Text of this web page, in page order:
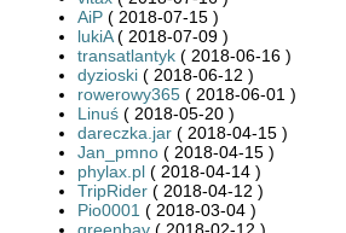
AiP ( 2018-07-15 )
lukiA( 2018-07-09 )
transatlantyk ( 2018-06-16 )
dyzioski ( 2018-06-12 )
rowerowy365 ( 2018-06-01 )
Linuś ( 2018-05-20 )
dareczka.jar ( 2018-04-15 )
Jan_pmno ( 2018-04-15 )
phylax.pl ( 2018-04-14 )
TripRider ( 2018-04-12 )
Pio0001 ( 2018-03-04 )
greenbay ( 2018-02-12 )